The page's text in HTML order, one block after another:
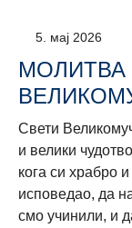
5. мај 2026
МОЛИТВА
Свети
и велики
кога си храбро
исповедао, да
смо учинили, и